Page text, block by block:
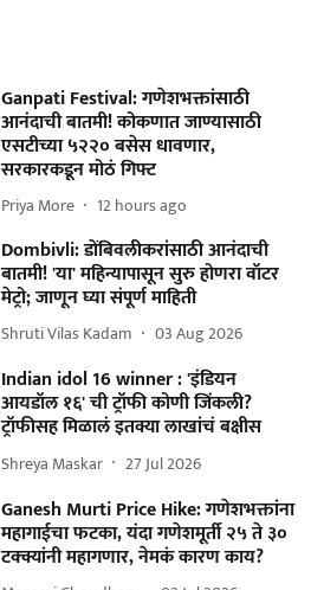
Ganpati Festival: गणेशभक्तांसाठी
आनंदाची बातमी! कोकणात जाण्यासाठी
एसटीच्या ५२२० बसेस धावणार,
सरकारकडून मोठं गिफ्ट
Priya More 12 hours ago
Dombivli: डोंबिवलीकरांसाठी आनंदाची
बातमी! 'या' महिन्यापासून सुरु होणरा वॉटर
मेट्रो; जाणून घ्या संपूर्ण माहिती
Shruti Vilas Kadam 03 Aug 2026
Indian idol 16 winner : 'इंडियन
आयडॉल १६' ची ट्रॉफी कोणी जिंकली?
ट्रॉफीसह मिळालं इतक्या लाखांचं बक्षीस
Shreya Maskar 27 Jul 2026
Ganesh Murti Price Hike: गणेशभक्तांना
महागाईचा फटका, यंदा गणेशमूर्ती २५ ते ३०
टक्क्यांनी महागणार, नेमकं कारण काय?